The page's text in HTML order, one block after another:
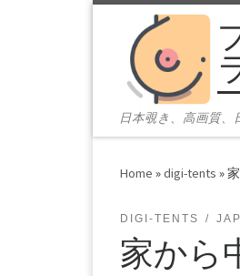
日本覗き、高画質、
Home »digi-tents »
DIGI-TENTS
家から